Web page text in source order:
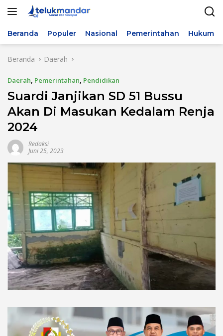
Beranda Populer Nasional Pemerintahan Hukum
Beranda Daerah
Daerah, Pemerintahan, Pendidikan
Suardi Janjikan SD 51 Bussu
Akan Di Masukan Kedalam Renja
2024
Redaksi
Juni 25, 2023